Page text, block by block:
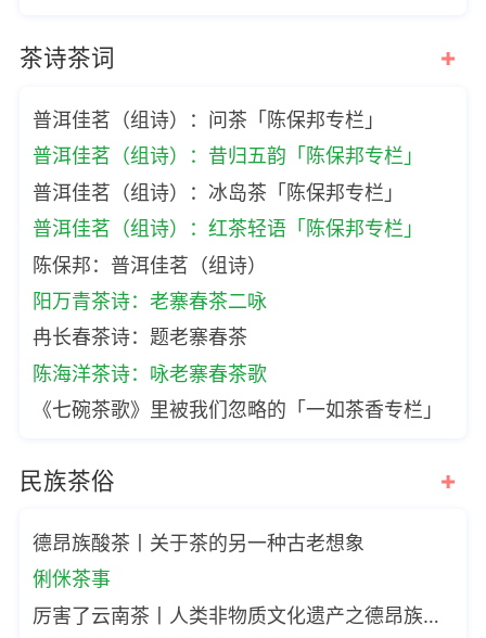
茶诗茶词 +
普洱佳茗（组诗）：问茶「陈保邦专栏」
普洱佳茗（组诗）：昔归五韵「陈保邦专栏」
普洱佳茗（组诗）：冰岛茶「陈保邦专栏」
普洱佳茗（组诗）：红茶轻语「陈保邦专栏」
陈保邦：普洱佳茗（组诗）
阳万青茶诗：老寨春茶二咏
冉长春茶诗：题老寨春茶
陈海洋茶诗：咏老寨春茶歌
《七碗茶歌》里被我们忽略的「一如茶香专栏」
民族茶俗 +
德昂族酸茶丨关于茶的另一种古老想象
俐侎茶事
厉害了云南茶丨人类非物质文化遗产之德昂族酸茶